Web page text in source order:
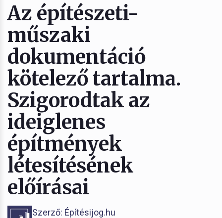
Az építészeti-
műszaki
dokumentáció
kötelező tartalma.
Szigorodtak az
ideiglenes
építmények
létesítésének
előírásai
Szerző: Építésijog.hu